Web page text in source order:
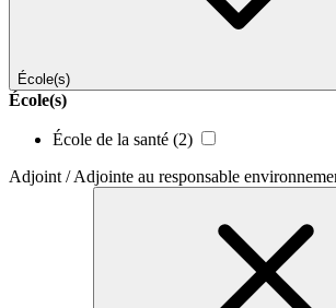
École(s)
École(s)
École de la santé (2)
Adjoint / Adjointe au responsable